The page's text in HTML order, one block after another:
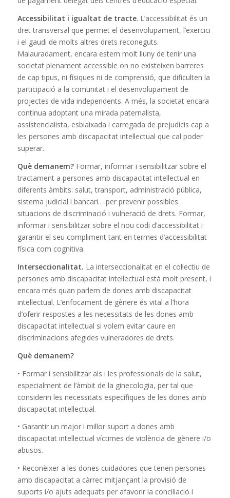
Accessibilitat i igualtat de tracte. L’accessibilitat és un
dret transversal que permet el desenvolupament, l’exercici
i el gaudi de molts altres drets reconeguts.
Malauradament, encara estem molt lluny de tenir una
societat plenament accessible on no existeixen barreres
de cap tipus, ni físiques ni de comprensió, que dificulten la
participació a la comunitat i el desenvolupament de
projectes de vida independents. A més, la societat encara
continua adoptant una mirada paternalista,
assistencialista, esbiaixada i carregada de prejudicis cap a
les persones amb discapacitat intel·lectual que cal poder
superar.
Què demanem? Formar, informar i sensibilitzar sobre el
tractament a persones amb discapacitat intel·lectual en
diferents àmbits: salut, transport, administració pública,
sistema judicial i bancari… per prevenir possibles
situacions de discriminació i vulneració de drets. Formar,
informar i sensibilitzar sobre el nou codi d’accessibilitat i
garantir el seu compliment tant en termes d’accessibilitat
física com cognitiva.
Interseccionalitat. La interseccionalitat en el col·lectiu de
persones amb discapacitat intel·lectual està molt present, i
encara més quan parlem de dones amb discapacitat
intel·lectual. L’enfocament de gènere és vital a l’hora
d’oferir respostes a les necessitats de les dones amb
discapacitat intel·lectual si volem evitar caure en
discriminacions afegides vulneradores de drets.
Què demanem?
• Formar i sensibilitzar als i les professionals de la salut,
especialment de l’àmbit de la ginecologia, per tal que
considerin les necessitats específiques de les dones amb
discapacitat intel·lectual.
• Garantir un major i millor suport a dones amb
discapacitat intel·lectual víctimes de violència de gènere i/o
abusos.
• Reconèixer a les dones cuidadores que tenen persones
amb discapacitat a càrrec mitjançant la provisió de
suports i/o ajuts adequats per afavorir la conciliació i